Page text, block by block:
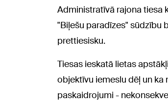
Administratīvā rajona tiesa
"Biļešu paradīzes" sūdzību
prettiesisku.
Tiesas ieskatā lietas
objektīvu iemeslu dēļ un
paskaidrojumi -